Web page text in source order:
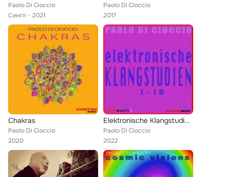
Paolo Di Cioccio
Сингл
2021
Paolo Di Cioccio
2017
Chakras
Paolo Di Cioccio
2020
Elektronische Klangstudien (1-10)
Paolo Di Cioccio
2022